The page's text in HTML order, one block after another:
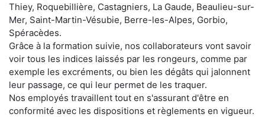
Thiey, Roquebillière, Castagniers, La Gaude, Beaulieu-sur-
Mer, Saint-Martin-Vésubie, Berre-les-Alpes, Gorbio,
Spéracèdes.
Grâce à la formation suivie, nos collaborateurs vont savoir
voir tous les indices laissés par les rongeurs, comme par
exemple les excréments, ou bien les dégâts qui jalonnent
leur passage, ce qui leur permet de les traquer.
Nos employés travaillent tout en s'assurant d'être en
conformité avec les dispositions et règlements en vigueur.